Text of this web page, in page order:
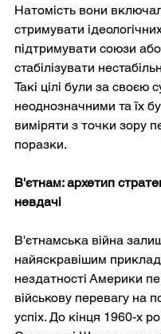
Натомість вони
стримувати
підтримувати союзи або
стабілізувати
Такі цілі були за своєю
неоднозначними та їх
виміряти з точки зору
поразки.
В'єтнам: архетип
невдачі
В'єтнамська війна
найяскравішим
нездатності Америки
військову перевагу на
успіх. До кінця 1960-х